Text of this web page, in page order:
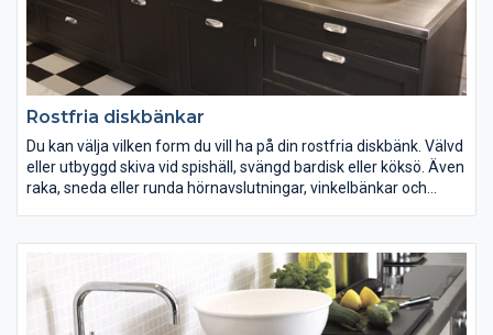
Rostfria diskbänkar
Du kan välja vilken form du vill ha på din rostfria diskbänk. Välvd
eller utbyggd skiva vid spishäll, svängd bardisk eller köksö. Även
raka, sneda eller runda hörnavslutningar, vinkelbänkar och